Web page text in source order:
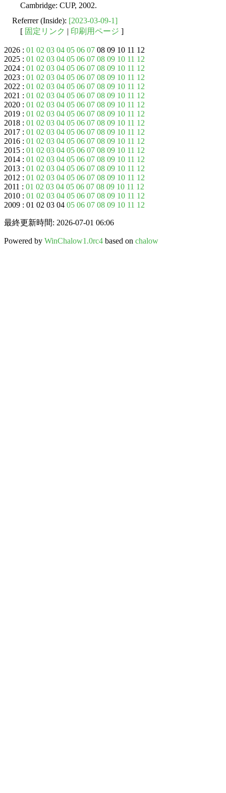
Cambridge: CUP, 2002.
Referrer (Inside): [2023-03-09-1]
[ 固定リンク | 印刷用ページ ]
2026 : 01 02 03 04 05 06 07 08 09 10 11 12
2025 : 01 02 03 04 05 06 07 08 09 10 11 12
2024 : 01 02 03 04 05 06 07 08 09 10 11 12
2023 : 01 02 03 04 05 06 07 08 09 10 11 12
2022 : 01 02 03 04 05 06 07 08 09 10 11 12
2021 : 01 02 03 04 05 06 07 08 09 10 11 12
2020 : 01 02 03 04 05 06 07 08 09 10 11 12
2019 : 01 02 03 04 05 06 07 08 09 10 11 12
2018 : 01 02 03 04 05 06 07 08 09 10 11 12
2017 : 01 02 03 04 05 06 07 08 09 10 11 12
2016 : 01 02 03 04 05 06 07 08 09 10 11 12
2015 : 01 02 03 04 05 06 07 08 09 10 11 12
2014 : 01 02 03 04 05 06 07 08 09 10 11 12
2013 : 01 02 03 04 05 06 07 08 09 10 11 12
2012 : 01 02 03 04 05 06 07 08 09 10 11 12
2011 : 01 02 03 04 05 06 07 08 09 10 11 12
2010 : 01 02 03 04 05 06 07 08 09 10 11 12
2009 : 01 02 03 04 05 06 07 08 09 10 11 12
最終更新時間: 2026-07-01 06:06
Powered by WinChalow1.0rc4 based on chalow